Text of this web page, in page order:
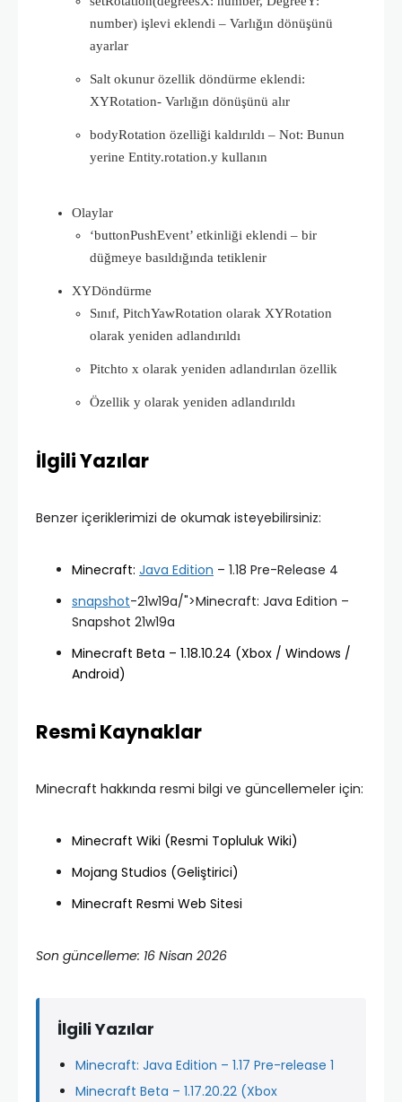
number) işlevi eklendi – Varlığın dönüşünü
ayarlar
Salt okunur özellik döndürme eklendi:
XYRotation- Varlığın dönüşünü alır
bodyRotation özelliği kaldırıldı – Not: Bunun
yerine Entity.rotation.y kullanın
Olaylar
‘buttonPushEvent’ etkinliği eklendi – bir
düğmeye basıldığında tetiklenir
XYDöndürme
Sınıf, PitchYawRotation olarak XYRotation
olarak yeniden adlandırıldı
Pitchto x olarak yeniden adlandırılan özellik
Özellik y olarak yeniden adlandırıldı
İlgili Yazılar
Benzer içeriklerimizi de okumak isteyebilirsiniz:
Minecraft: Java Edition – 1.18 Pre-Release 4
snapshot-21w19a/">Minecraft: Java Edition –
Snapshot 21w19a
Minecraft Beta – 1.18.10.24 (Xbox / Windows /
Android)
Resmi Kaynaklar
Minecraft hakkında resmi bilgi ve güncellemeler için:
Minecraft Wiki (Resmi Topluluk Wiki)
Mojang Studios (Geliştirici)
Minecraft Resmi Web Sitesi
Son güncelleme: 16 Nisan 2026
İlgili Yazılar
Minecraft: Java Edition – 1.17 Pre-release 1
Minecraft Beta – 1.17.20.22 (Xbox